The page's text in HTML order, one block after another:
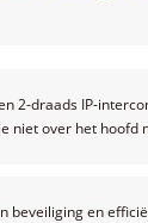
2-draads IP-
niet over het hoofd
beveiliging en